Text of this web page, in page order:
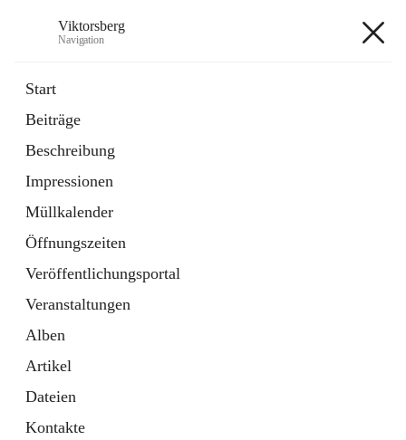
Viktorsberg
Navigation
Start
Beiträge
Beschreibung
Impressionen
Müllkalender
Öffnungszeiten
Veröffentlichungsportal
Veranstaltungen
Alben
Artikel
Dateien
Kontakte
1 Schnellzugriff
Bürgerservice
10 Schnellzugriffe